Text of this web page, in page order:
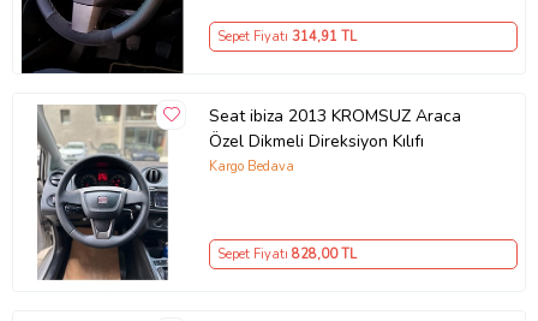
Sepet Fiyatı 314,91 TL
Seat ibiza 2013 KROMSUZ Araca
Özel Dikmeli Direksiyon Kılıfı
Kargo Bedava
Sepet Fiyatı 828,00 TL